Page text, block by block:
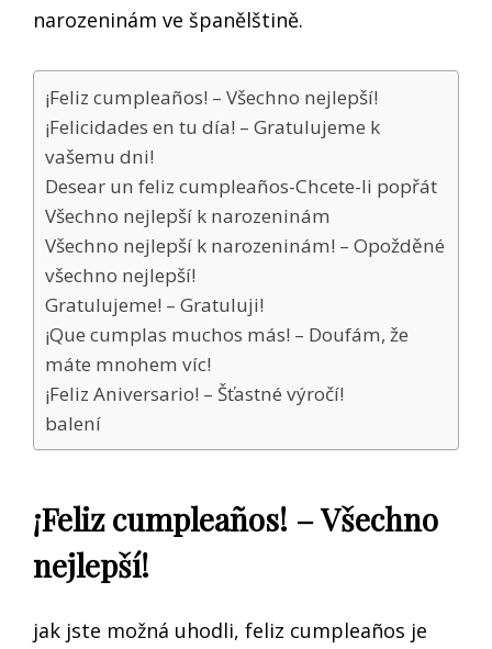
narozeninám ve španělštině.
¡Feliz cumpleaños! – Všechno nejlepší!
¡Felicidades en tu día! – Gratulujeme k
vašemu dni!
Desear un feliz cumpleaños-Chcete-li popřát
Všechno nejlepší k narozeninám
Všechno nejlepší k narozeninám! – Opožděné
všechno nejlepší!
Gratulujeme! – Gratuluji!
¡Que cumplas muchos más! – Doufám, že
máte mnohem víc!
¡Feliz Aniversario! – Šťastné výročí!
balení
¡Feliz cumpleaños! – Všechno
nejlepší!
jak jste možná uhodli, feliz cumpleaños je